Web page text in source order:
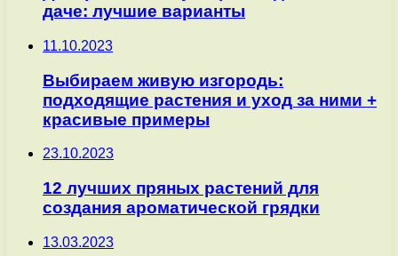
даче: лучшие варианты
11.10.2023
Выбираем живую изгородь:
подходящие растения и уход за ними +
красивые примеры
23.10.2023
12 лучших пряных растений для
создания ароматической грядки
13.03.2023